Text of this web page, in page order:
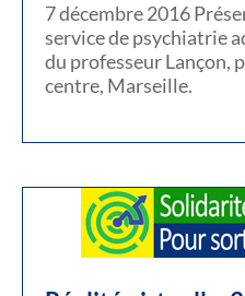
7 décembre 2016
service de psychiatrie
du professeur Lançon,
centre, Marseille.